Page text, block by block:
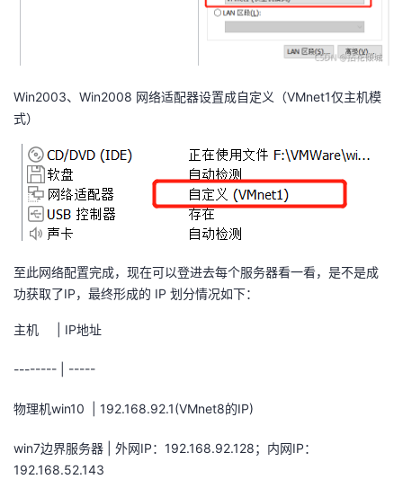
Win2003、Win2008 网络适配器设置成自定义（VMnet1仅主机模
式）
至此网络配置完成，现在可以登进去每个服务器看一看，是不是成
功获取了IP，最终形成的 IP 划分情况如下：
主机 | IP地址
-------- | -----
物理机win10 | 192.168.92.1(VMnet8的IP)
win7边界服务器 | 外网IP：192.168.92.128；内网IP：
192.168.52.143